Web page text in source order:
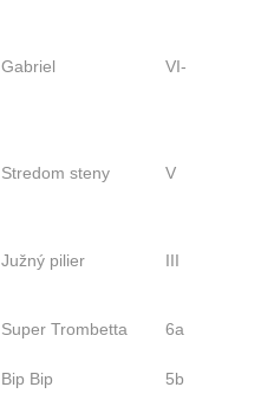
Gabriel VI-
Stredom steny V
Južný pilier III
Super Trombetta 6a
Bip Bip 5b